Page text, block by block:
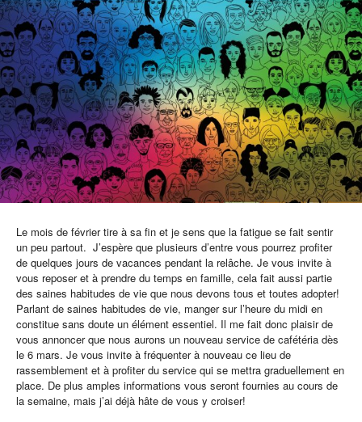
Le mois de février tire à sa fin et je sens que la fatigue se fait sentir
un peu partout. J’espère que plusieurs d’entre vous pourrez profiter
de quelques jours de vacances pendant la relâche. Je vous invite à
vous reposer et à prendre du temps en famille, cela fait aussi partie
des saines habitudes de vie que nous devons tous et toutes adopter!
Parlant de saines habitudes de vie, manger sur l’heure du midi en
constitue sans doute un élément essentiel. Il me fait donc plaisir de
vous annoncer que nous aurons un nouveau service de cafétéria dès
le 6 mars. Je vous invite à fréquenter à nouveau ce lieu de
rassemblement et à profiter du service qui se mettra graduellement en
place. De plus amples informations vous seront fournies au cours de
la semaine, mais j’ai déjà hâte de vous y croiser!